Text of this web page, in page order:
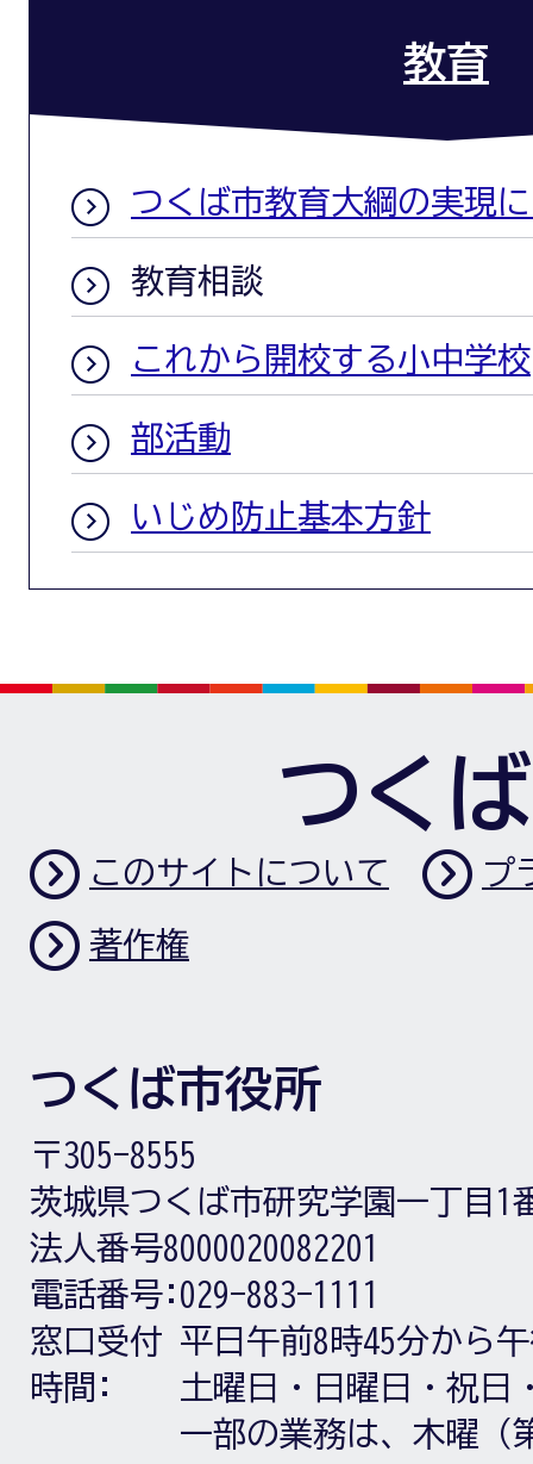
教育
つくば市教育大綱の実現
教育相談
これから開校する小中学校
部活動
いじめ防止基本方針
つく
このサイトについて プ
著作権
つくば市役所
〒305-8555
茨城県つくば市研究学園一丁目1
法人番号8000020082201
電話番号: 029-883-1111
窓口受付
時間:
平日午前8時45分から
土曜日・日曜日・祝日
一部の業務は、木曜（